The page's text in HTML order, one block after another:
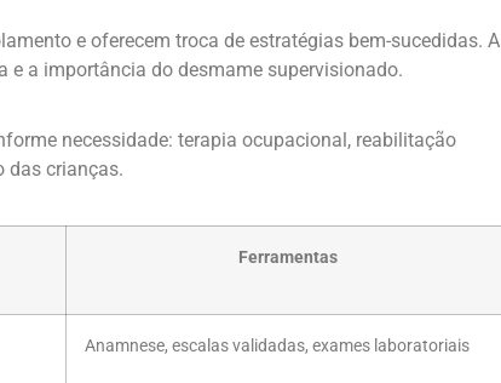
e oferecem troca de estratégias bem-sucedidas. A
a importância do desmame supervisionado.
necessidade: terapia ocupacional, reabilitação
das crianças.
Ferramentas
Anamnese, escalas validadas, exames laboratoriais